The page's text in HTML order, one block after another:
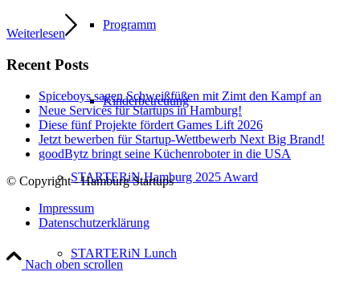
Programm
Kinderbetreuung
STARTERiN Hamburg 2025 Award
STARTERiN Lunch
Weiterlesen
Recent Posts
Spiceboys sagen Schweißfüßen mit Zimt den Kampf an
Neue Services für Startups in Hamburg!
Diese fünf Projekte fördert Games Lift 2026
Jetzt bewerben für Startup-Wettbewerb Next Big Brand!
goodBytz bringt seine Küchenroboter in die USA
© Copyright - Hamburg Startups
Impressum
Datenschutzerklärung
Nach oben scrollen